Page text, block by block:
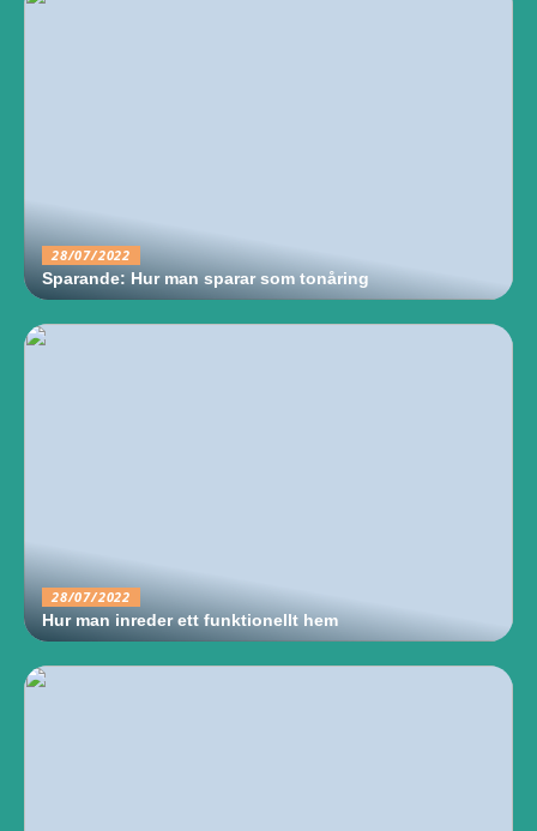
28/07/2022
Sparande: Hur man sparar som tonåring
28/07/2022
Hur man inreder ett funktionellt hem